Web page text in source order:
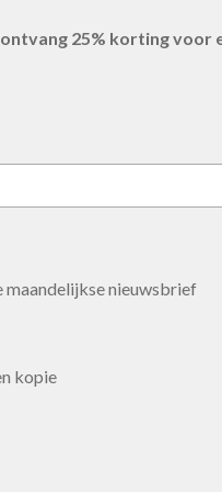
ontvang 25% korting voor
maandelijkse nieuwsbrief
kopie